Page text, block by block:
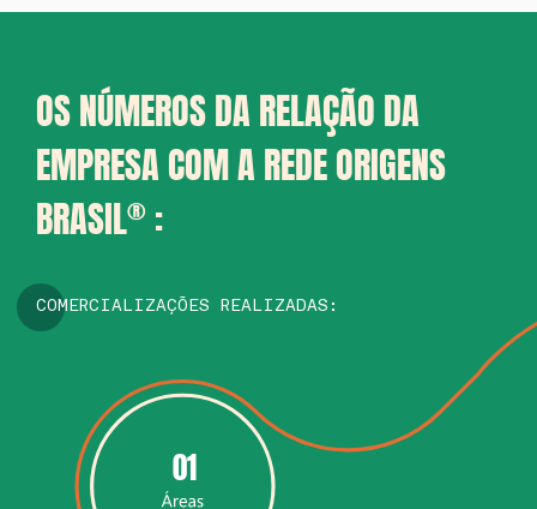
OS NÚMEROS DA RELAÇÃO DA
EMPRESA COM A REDE ORIGENS
BRASIL® :
COMERCIALIZAÇÕES REALIZADAS:
01